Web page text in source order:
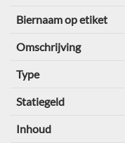
Biernaam op etiket
Omschrijving
Type
Statiegeld
Inhoud